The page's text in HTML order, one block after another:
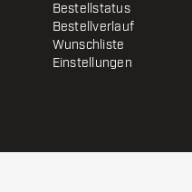
Bestellstatus
Bestellverlauf
Wunschliste
Einstellungen